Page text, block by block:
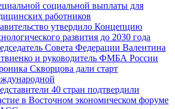
социальной выплаты для
работников
утвердило Концепцию
развития до 2030 года
Совета Федерации Валентина
и руководитель ФМБА России
Скворцова дали старт
40 стран подтвердили
в Восточном экономическом форуме